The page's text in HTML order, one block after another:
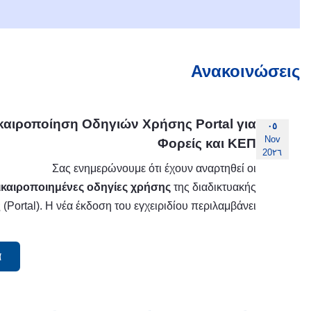
Ανακοινώσεις
٠٥
Nov
20٢٦
Οδηγιών Χρήσης Portal για
Φορείς και ΚΕΠ
Σας ενημερώνουμε ότι έχουν αναρτηθεί οι
οδηγίες χρήσηςτης διαδικτυακής
(Portal). Η νέα έκδοση του εγχειριδίου περιλαμβάνει
κατά την πρώτη ημέρα λειτουργίας του
τεχνικών αποριών κατά την υποβολή